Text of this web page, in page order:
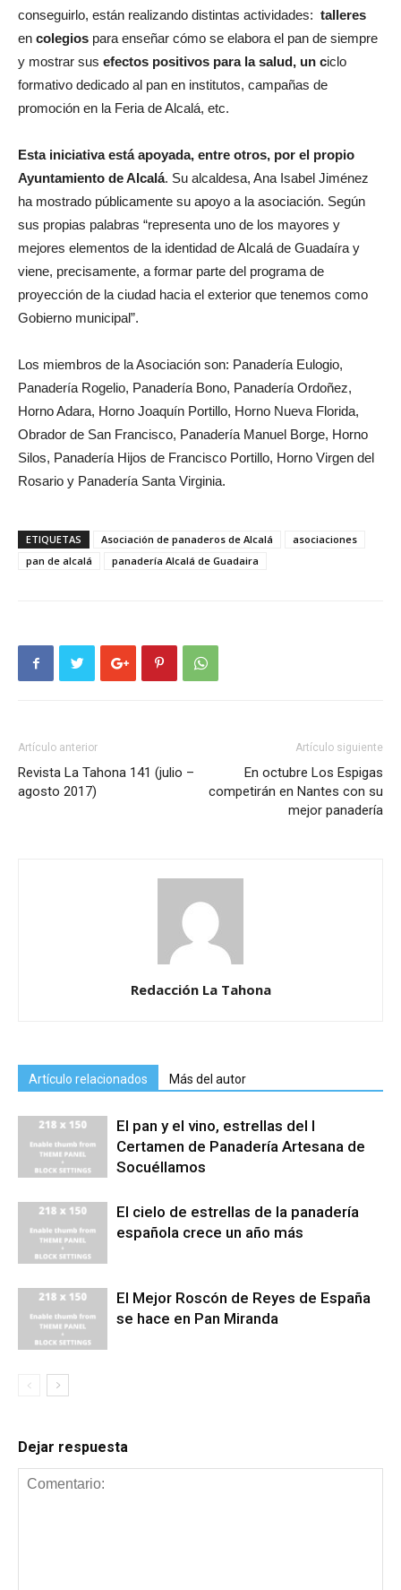
conseguirlo, están realizando distintas actividades: talleres
en colegios para enseñar cómo se elabora el pan de siempre
y mostrar sus efectos positivos para la salud, un ciclo
formativo dedicado al pan en institutos, campañas de
promoción en la Feria de Alcalá, etc.
Esta iniciativa está apoyada, entre otros, por el propio
Ayuntamiento de Alcalá. Su alcaldesa, Ana Isabel Jiménez
ha mostrado públicamente su apoyo a la asociación. Según
sus propias palabras “representa uno de los mayores y
mejores elementos de la identidad de Alcalá de Guadaíra y
viene, precisamente, a formar parte del programa de
proyección de la ciudad hacia el exterior que tenemos como
Gobierno municipal”.
Los miembros de la Asociación son: Panadería Eulogio,
Panadería Rogelio, Panadería Bono, Panadería Ordoñez,
Horno Adara, Horno Joaquín Portillo, Horno Nueva Florida,
Obrador de San Francisco, Panadería Manuel Borge, Horno
Silos, Panadería Hijos de Francisco Portillo, Horno Virgen del
Rosario y Panadería Santa Virginia.
ETIQUETAS Asociación de panaderos de Alcalá
asociaciones
pan de alcalá
panadería Alcalá de Guadaira
Artículo anterior
Revista La Tahona 141 (julio –
agosto 2017)
Artículo siguiente
En octubre Los Espigas
competirán en Nantes con su
mejor panadería
Redacción La Tahona
Artículo relacionados Más del autor
El pan y el vino, estrellas del I
Certamen de Panadería Artesana de
Socuéllamos
El cielo de estrellas de la panadería
española crece un año más
El Mejor Roscón de Reyes de España
se hace en Pan Miranda
Dejar respuesta